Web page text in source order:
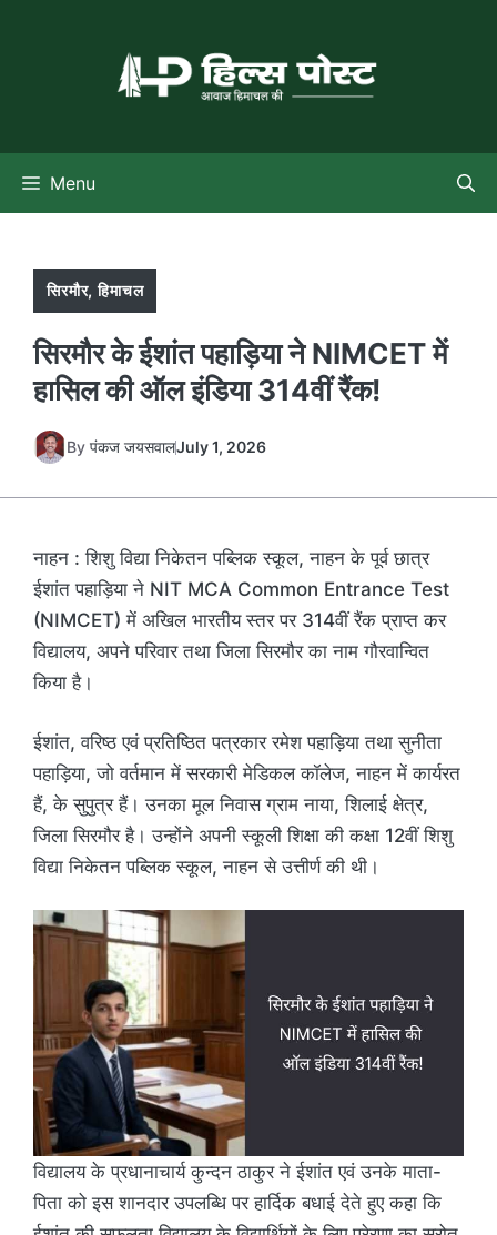
Menu
सिरमौर,हिमाचल
सिरमौर के ईशांत पहाड़िया ने NIMCET में
हासिल की ऑल इंडिया 314वीं रैंक!
By पंकज जयसवालJuly 1, 2026
नाहन : शिशु विद्या निकेतन पब्लिक स्कूल, नाहन के पूर्व छात्र
ईशांत पहाड़िया ने NIT MCA Common Entrance Test
(NIMCET) में अखिल भारतीय स्तर पर 314वीं रैंक प्राप्त कर
विद्यालय, अपने परिवार तथा जिला सिरमौर का नाम गौरवान्वित
किया है।
ईशांत, वरिष्ठ एवं प्रतिष्ठित पत्रकार रमेश पहाड़िया तथा सुनीता
पहाड़िया, जो वर्तमान में सरकारी मेडिकल कॉलेज, नाहन में कार्यरत
हैं, के सुपुत्र हैं। उनका मूल निवास ग्राम नाया, शिलाई क्षेत्र,
जिला सिरमौर है। उन्होंने अपनी स्कूली शिक्षा की कक्षा 12वीं शिशु
विद्या निकेतन पब्लिक स्कूल, नाहन से उत्तीर्ण की थी।
विद्यालय के प्रधानाचार्य कुन्दन ठाकुर ने ईशांत एवं उनके माता-
पिता को इस शानदार उपलब्धि पर हार्दिक बधाई देते हुए कहा कि